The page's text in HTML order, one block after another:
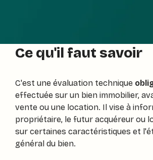
Ce qu'il faut savoir
C'est une évaluation technique
effectuée sur un bien immobilier,
vente ou une location. Il vise à
propriétaire, le futur acquéreur ou
sur certaines caractéristiques et
général du bien.